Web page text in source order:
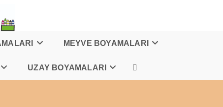
MEYVE BOYAMALARI
UZAY BOYAMALARI TOGGLE